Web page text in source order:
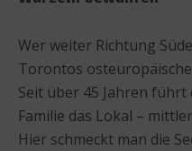
Wer weiter Richtung
Torontos
Seit über 45 Jahren
Familie das Lokal –
Hier schmeckt man die